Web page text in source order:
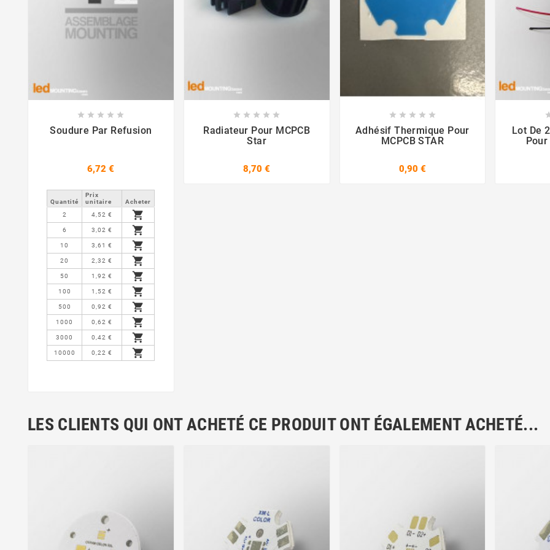
    
Soudure Par Refusion
6,72 €
Quantité
Prix ​​
unitaire
Acheter
2
4,52 € 
6 3,02 € 
10 3,61 € 
20 2,32 € 
50 1,92 € 
100 1,52 € 
500 0,92 € 
1000 0,62 € 
3000 0,42 € 
10000 0,22 € 
    
Radiateur Pour MCPCB
Star
8,70 €
    
Adhésif Thermique Pour
MCPCB STAR
0,90 €
Lot De
LES CLIENTS QUI ONT ACHETÉ CE PRODUIT ONT ÉGALEMENT ACHETÉ...